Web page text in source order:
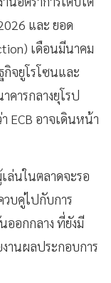
และ ยอด
เดือนมีนาคม
จยูโรโซนและ
คารกลางยุโรป
ECB อาจเดินหน้า
ล่นในตลาดจะรอ
วบคู่ไปกับการ
อกกลาง ที่ยังมี
านผลประกอบการ